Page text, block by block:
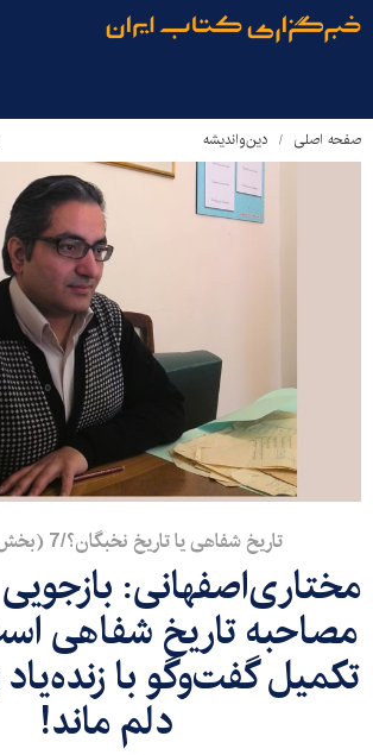
صفحه اصلی دین‌واندیشه
تاریخ شفاهی یا تاریخ نخبگان؟/7 (بخش نخست)
مختاری‌اصفهانی:
مصاحبه تاریخ شفاهی
تکمیل گفت‌وگو با زنده‌یاد
دلم ماند!